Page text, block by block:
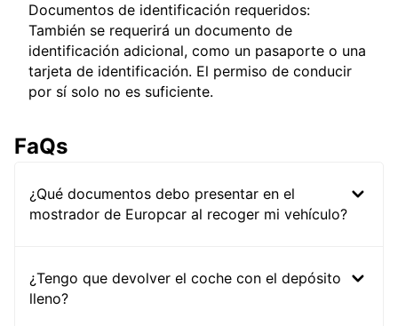
Documentos de identificación requeridos:
También se requerirá un documento de
identificación adicional, como un pasaporte o una
tarjeta de identificación. El permiso de conducir
por sí solo no es suficiente.
FaQs
¿Qué documentos debo presentar en el
mostrador de Europcar al recoger mi vehículo?
¿Tengo que devolver el coche con el depósito
lleno?